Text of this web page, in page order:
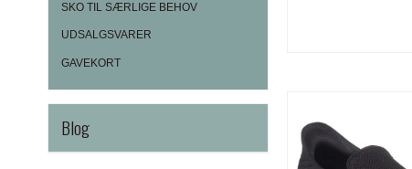
SKO TIL SÆRLIGE BEHOV
UDSALGSVARER
GAVEKORT
Blog